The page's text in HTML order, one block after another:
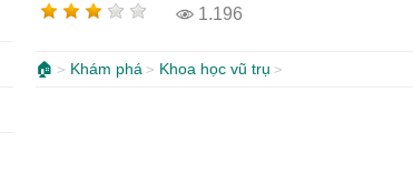
1.196
🏠 Khám phá Khoa học vũ trụ